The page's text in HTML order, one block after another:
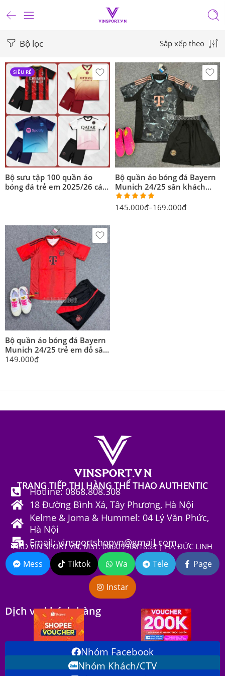
Bộ lọc Sắp xếp theo
SIÊU RẺ
Bộ sưu tập 100 quần áo
bóng đá trẻ em 2025/26 các
Bộ quần áo bóng đá Bayern
Munich 24/25 sân khách
nam nữ màu xanh than
năm 2024 2025
Được xếp
145.000₫–169.000₫
Bộ quần áo bóng đá Bayern
Munich 24/25 trẻ em đỏ sân
nhà size nhỏ dành cho bé
149.000₫
TRANG TIẾP THỊ HÀNG THỂ THAO AUTHENTIC
Hotline: 0868.808.308
18 Đường Bình Xá, Tây Phương, Hà Nội
Kelme & Joma & Hummel: 04 Lý Văn Phức,
Hà Nội
Email: vinsportshopvn@gmail.com
HKD VIN SPORT VN, MST: 006099001853 | HÀ ĐỨC LINH
Mess Tiktok Wa Tele Page
Instar
Dịch vụ khách hàng
Nhóm Facebook
Nhóm Khách/CTV